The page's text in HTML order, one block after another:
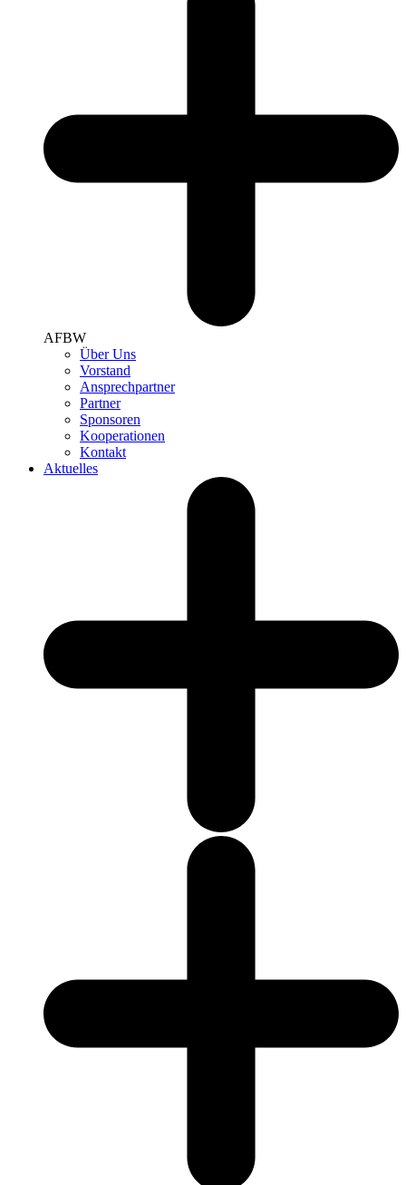
AFBW
Über Uns
Vorstand
Ansprechpartner
Partner
Sponsoren
Kooperationen
Kontakt
Aktuelles